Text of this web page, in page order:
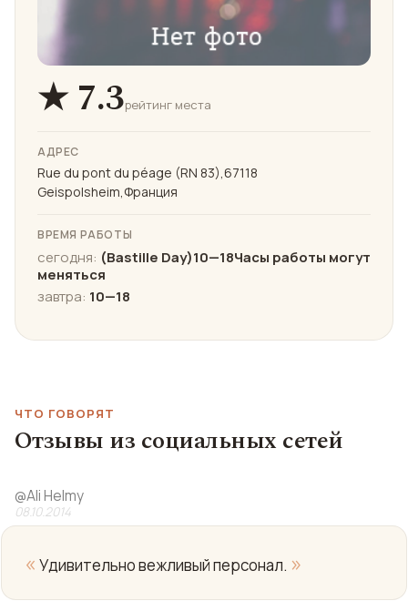
★ 7.3рейтинг места
АДРЕС
Rue du pont du péage (RN 83),67118
Geispolsheim,Франция
ВРЕМЯ РАБОТЫ
сегодня: (Bastille Day)10—18Часы работы могут
меняться
завтра: 10—18
ЧТО ГОВОРЯТ
Отзывы из социальных сетей
@Ali Helmy
08.10.2014
« Удивительно вежливый персонал. »